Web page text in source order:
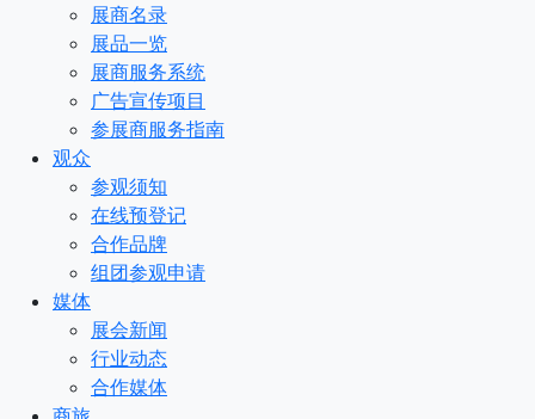
展商名录
展品一览
展商服务系统
广告宣传项目
参展商服务指南
观众
参观须知
在线预登记
合作品牌
组团参观申请
媒体
展会新闻
行业动态
合作媒体